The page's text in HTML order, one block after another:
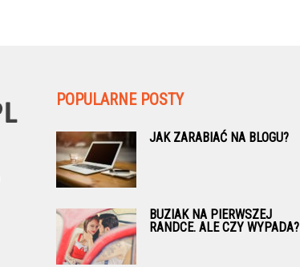
POPULARNE POSTY
JAK ZARABIAĆ NA BLOGU?
BUZIAK NA PIERWSZEJ
RANDCE. ALE CZY WYPADA?